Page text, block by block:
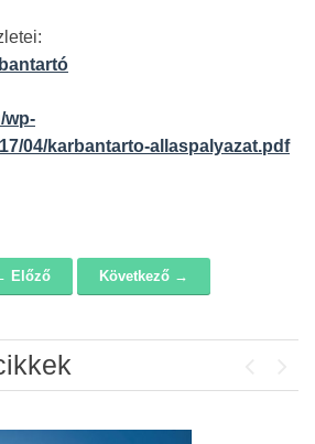
wp-
04/karbantarto-allaspalyazat.pdf
Előző Következő →
kisegítő